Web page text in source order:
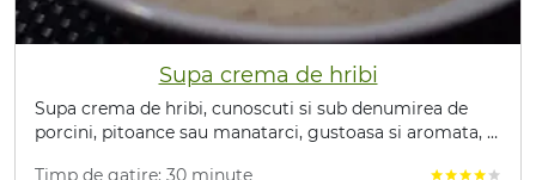
Supa crema de hribi
Supa crema de hribi, cunoscuti si sub denumirea de
porcini, pitoance sau manatarci, gustoasa si aromata, o
Timp de gatire: 30 minute
starstarstarstar star